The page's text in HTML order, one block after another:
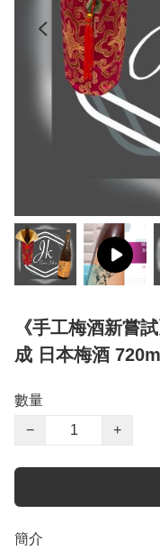
《手工梅酒新嘗
成 日本梅酒 720ml
數量
−
+
簡介